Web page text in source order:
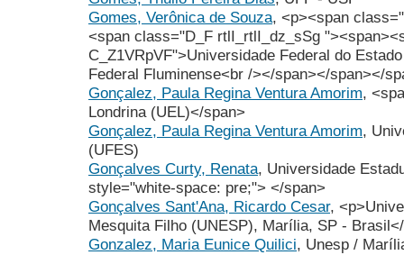
Gomes, Verônica de Souza, <p><span
<span class="D_F rtlI_rtlI_dz_sSg
C_Z1VRpVF">Universidade Federal do
Federal Fluminense<br /></span></span></
Gonçalez, Paula Regina Ventura Amorim,
Londrina (UEL)</span>
Gonçalez, Paula Regina Ventura Amorim,
(UFES)
Gonçalves Curty, Renata, Universidade
style="white-space: pre;"> </span>
Gonçalves Sant'Ana, Ricardo Cesar,
Mesquita Filho (UNESP), Marília, SP -
Gonzalez, Maria Eunice Quilici, Unesp /